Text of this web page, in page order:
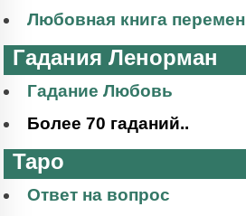
Любовная книга перемен
Гадания Ленорман
Гадание Любовь
Более 70 гаданий..
Таро
Ответ на вопрос